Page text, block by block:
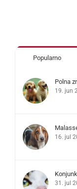
Popularno
Polna
19. jun
16. jul
31. jul